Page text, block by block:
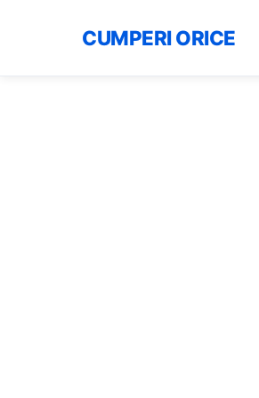
CUMPERI ORICE